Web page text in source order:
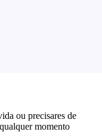
ou precisares de
momento